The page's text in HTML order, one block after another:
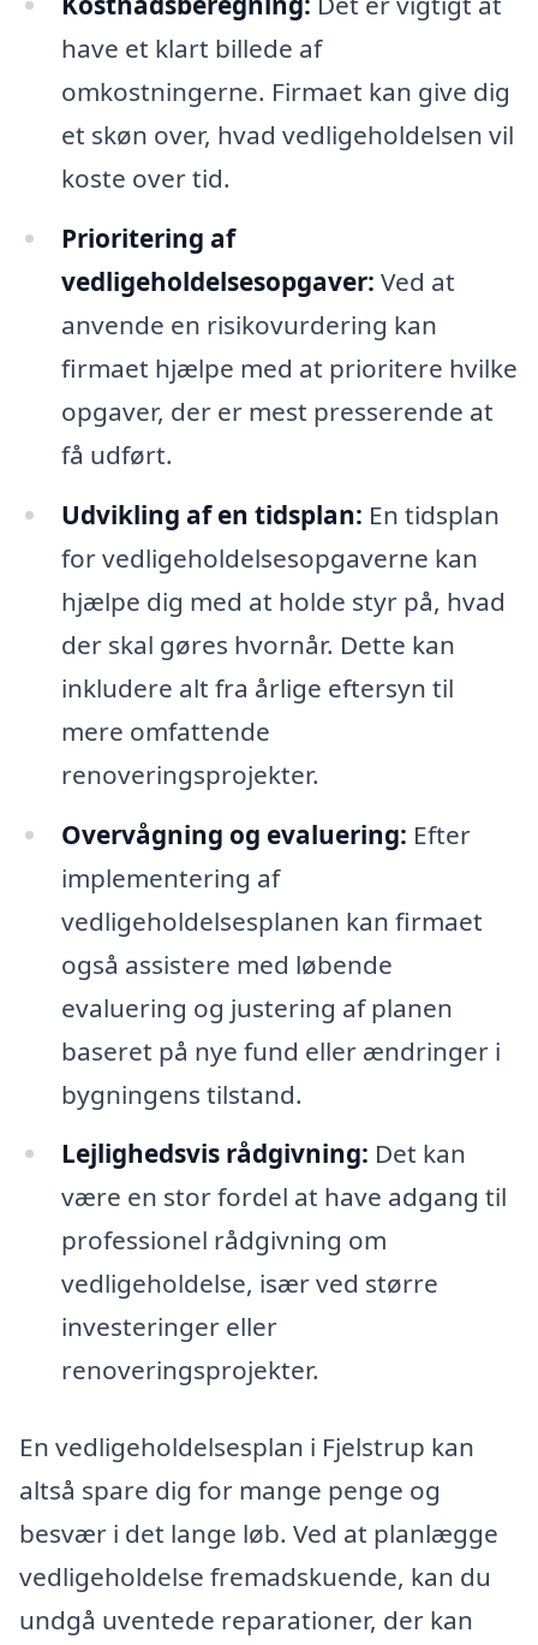
have et klart billede af
omkostningerne. Firmaet kan give dig
et skøn over, hvad vedligeholdelsen vil
koste over tid.
Prioritering af
vedligeholdelsesopgaver: Ved at
anvende en risikovurdering kan
firmaet hjælpe med at prioritere hvilke
opgaver, der er mest presserende at
få udført.
Udvikling af en tidsplan: En tidsplan
for vedligeholdelsesopgaverne kan
hjælpe dig med at holde styr på, hvad
der skal gøres hvornår. Dette kan
inkludere alt fra årlige eftersyn til
mere omfattende
renoveringsprojekter.
Overvågning og evaluering: Efter
implementering af
vedligeholdelsesplanen kan firmaet
også assistere med løbende
evaluering og justering af planen
baseret på nye fund eller ændringer i
bygningens tilstand.
Lejlighedsvis rådgivning: Det kan
være en stor fordel at have adgang til
professionel rådgivning om
vedligeholdelse, især ved større
investeringer eller
renoveringsprojekter.
En vedligeholdelsesplan i Fjelstrup kan
altså spare dig for mange penge og
besvær i det lange løb. Ved at planlægge
vedligeholdelse fremadskuende, kan du
undgå uventede reparationer, der kan